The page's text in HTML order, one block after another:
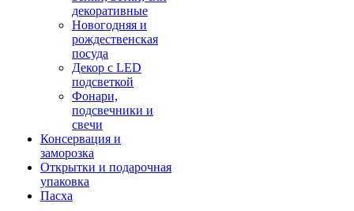
декоративные
Новогодняя и
рождественская
посуда
Декор с LED
подсветкой
Фонари,
подсвечники и
свечи
Консервация и
заморозка
Открытки и подарочная
упаковка
Пасха